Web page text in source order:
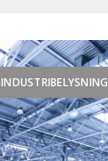
INDUSTRIBELYSNING